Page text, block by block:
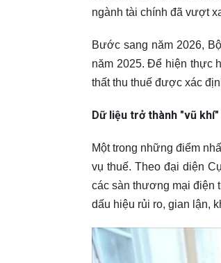
ngành tài chính đã vượt
Bước sang năm 2026,
năm 2025. Để hiện thực
thất thu thuế được xác
Dữ liệu trở thành "vũ
Một trong những điểm
vụ thuế. Theo đại diện
các sàn thương mại điện
dấu hiệu rủi ro, gian lận,